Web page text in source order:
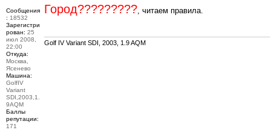
Город?????????, читаем правила.
Golf IV Variant SDI, 2003, 1.9 AQM
Сообщения
: 18532
Зарегистри
рован: 25
июл 2008,
22:00
Откуда:
Москва,
Ясенево
Машина:
GolfIV
Variant
SDI,2003,1.
9AQM
Баллы
репутации:
171